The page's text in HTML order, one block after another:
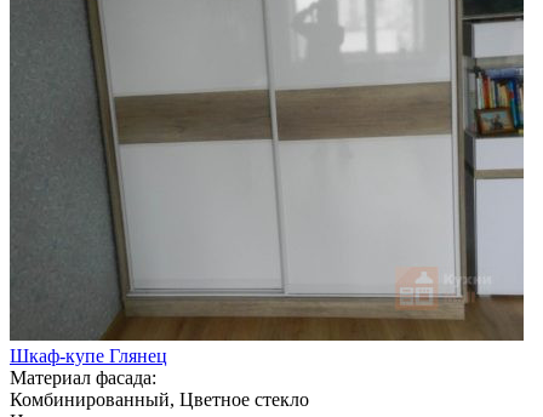
Шкаф-купе Глянец
Материал фасада:
Комбинированный, Цветное стекло